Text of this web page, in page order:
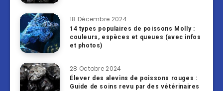
18 Décembre 2024
14 types populaires de poissons Molly :
couleurs, espèces et queues (avec infos
et photos)
28 Octobre 2024
Élever des alevins de poissons rouges :
Guide de soins revu par des vétérinaires